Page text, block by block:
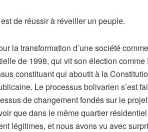
de réussir à réveiller un peuple.
la transformation d’une société
de 1998, qui vit son élection
constituant qui aboutit à la
Le processus bolivarien s’est
de changement fondés sur le
que dans le même quartier
légitimes, et nous avons vu avec